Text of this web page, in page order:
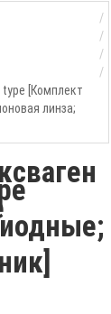
[Комплект
линза;